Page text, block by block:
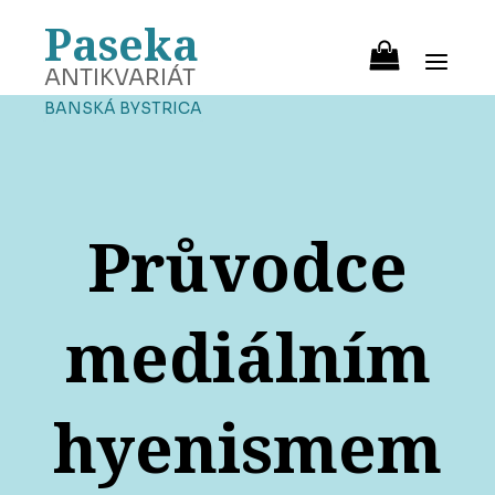
Paseka
ANTIKVARIÁT
BANSKÁ BYSTRICA
Průvodce
mediálním
hyenismem